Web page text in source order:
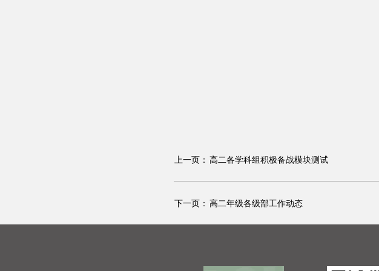
上一页： 高二各学科组积极备战模块测试
下一页： 高二年级各级部工作动态